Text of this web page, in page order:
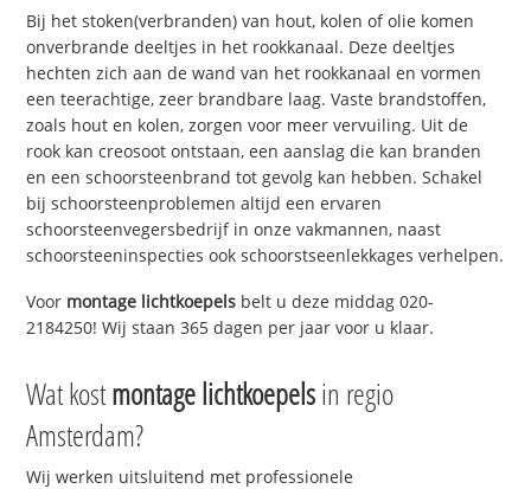
Bij het stoken(verbranden) van hout, kolen of olie komen
onverbrande deeltjes in het rookkanaal. Deze deeltjes
hechten zich aan de wand van het rookkanaal en vormen
een teerachtige, zeer brandbare laag. Vaste brandstoffen,
zoals hout en kolen, zorgen voor meer vervuiling. Uit de
rook kan creosoot ontstaan, een aanslag die kan branden
en een schoorsteenbrand tot gevolg kan hebben. Schakel
bij schoorsteenproblemen altijd een ervaren
schoorsteenvegersbedrijf in onze vakmannen, naast
schoorsteeninspecties ook schoorstseenlekkages verhelpen.
Voor montage lichtkoepels belt u deze middag 020-
2184250! Wij staan 365 dagen per jaar voor u klaar.
Wat kostmontage lichtkoepelsin regio
Amsterdam?
Wij werken uitsluitend met professionele